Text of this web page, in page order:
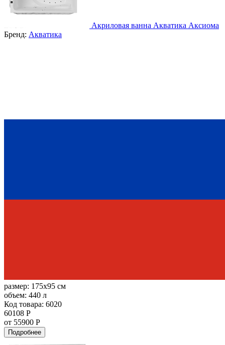
Акриловая ванна Акватика Аксиома
Бренд: Акватика
размер: 175x95 см
объем: 440 л
Код товара: 6020
60108 Р
от 55900 Р
Подробнее